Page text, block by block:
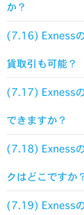
か？
(7.16) Exness
貨取引も可能？
(7.17) Exness
できますか？
(7.18) Exness
クはどこですか
(7.19) Exness